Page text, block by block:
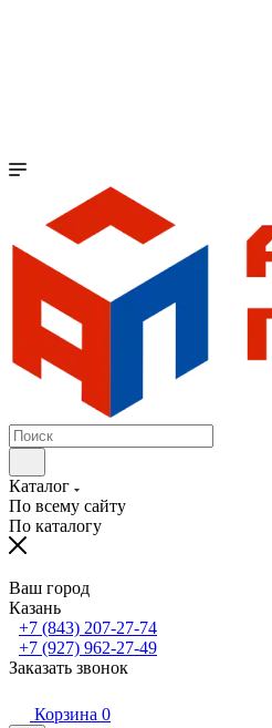
Каталог
По всему сайту
По каталогу
Ваш город
Казань
+7 (843) 207-27-74
+7 (927) 962-27-49
Заказать звонок
Корзина 0